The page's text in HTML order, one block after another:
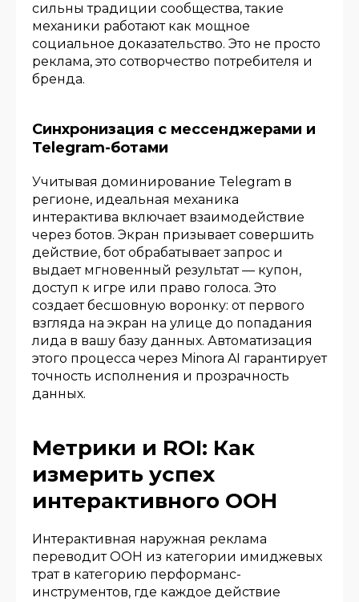
сильны традиции сообщества, такие
механики работают как мощное
социальное доказательство. Это не просто
реклама, это сотворчество потребителя и
бренда.
Синхронизация с мессенджерами и
Telegram-ботами
Учитывая доминирование Telegram в
регионе, идеальная механика
интерактива включает взаимодействие
через ботов. Экран призывает совершить
действие, бот обрабатывает запрос и
выдает мгновенный результат — купон,
доступ к игре или право голоса. Это
создает бесшовную воронку: от первого
взгляда на экран на улице до попадания
лида в вашу базу данных. Автоматизация
этого процесса через Minora AI гарантирует
точность исполнения и прозрачность
данных.
Метрики и ROI: Как
измерить успех
интерактивного OOH
Интерактивная наружная реклама
переводит OOH из категории имиджевых
трат в категорию перформанс-
инструментов, где каждое действие